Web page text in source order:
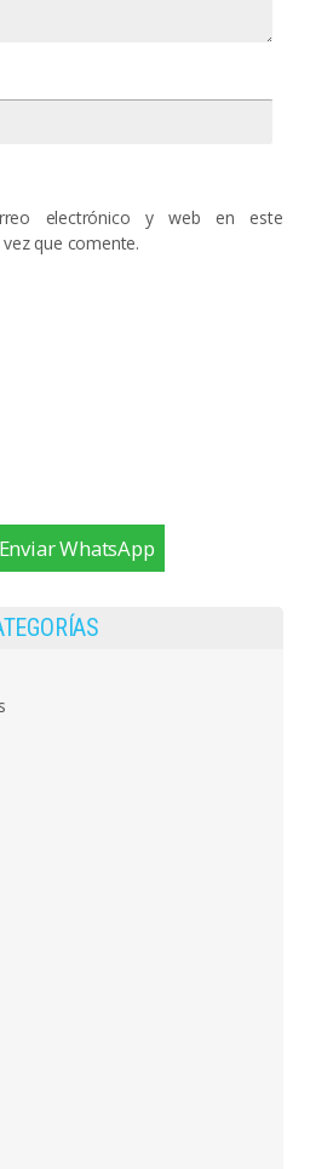
electrónico y web en este
que comente.
Enviar WhatsApp